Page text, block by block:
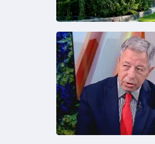
Снимка: бТВ